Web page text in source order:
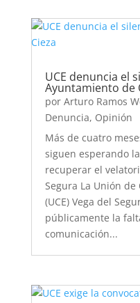
UCE denuncia el
Ayuntamiento de
por Arturo Ramos
Denuncia, Opinión
Más de cuatro
siguen esperando
recuperar el
Segura La Unión
(UCE) Vega del
públicamente la
comunicación...